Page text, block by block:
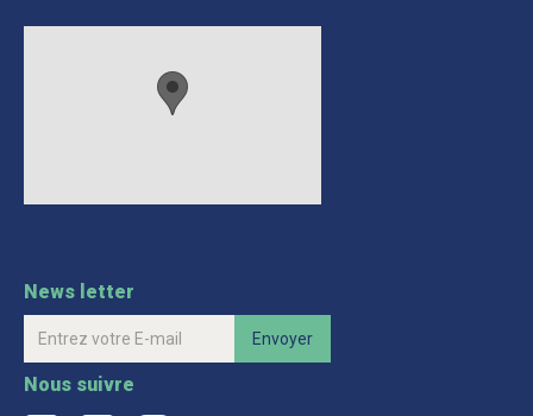
News letter
Nous suivre